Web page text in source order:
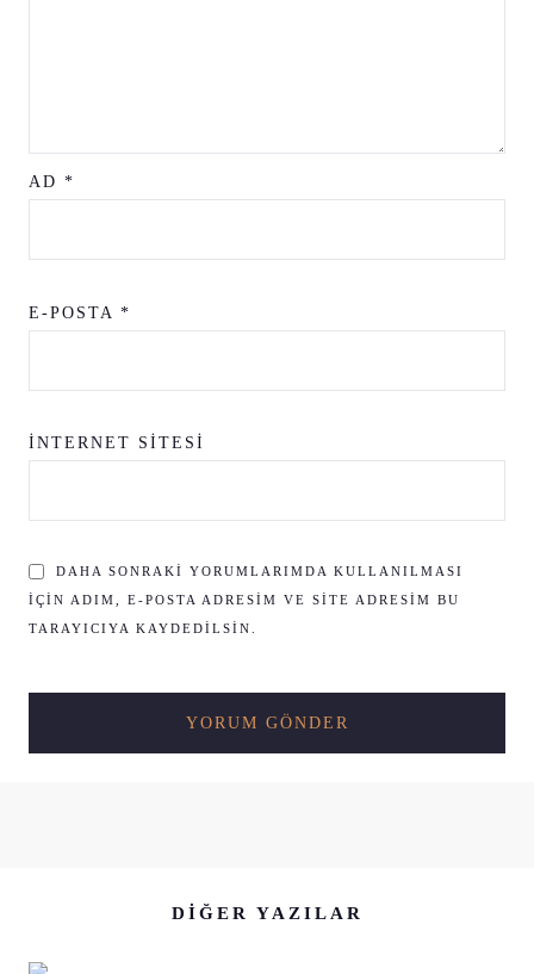
AD *
E-POSTA *
İNTERNET SITESI
DAHA SONRAKI YORUMLARIMDA KULLANILMASI
IÇIN ADIM, E-POSTA ADRESIM VE SITE ADRESIM BU
TARAYICIYA KAYDEDILSIN.
DIĞER YAZILAR